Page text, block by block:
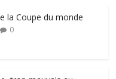
la Coupe du monde
0